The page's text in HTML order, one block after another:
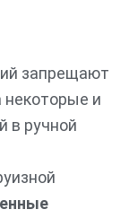
запрещают
некоторые и
в ручной